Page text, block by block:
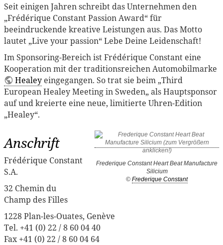
Seit einigen Jahren schreibt das Unternehmen den
„Frédérique Constant Passion Award“ für
beeindruckende kreative Leistungen aus. Das Motto
lautet „Live your passion“ Lebe Deine Leidenschaft!
Im Sponsoring-Bereich ist Frédérique Constant eine
Kooperation mit der traditionsreichen Automobilmarke
Healey eingegangen. So trat sie beim „Third
European Healey Meeting in Sweden„ als Hauptsponsor
auf und kreierte eine neue, limitierte Uhren-Edition
„Healey“.
Frederique Constant Heart Beat Manufacture
Silicium
© Frederique Constant
Anschrift
Frédérique Constant
S.A.
32 Chemin du
Champ des Filles
1228 Plan-les-Ouates, Genève
Tel. +41 (0) 22 / 8 60 04 40
Fax +41 (0) 22 / 8 60 04 64